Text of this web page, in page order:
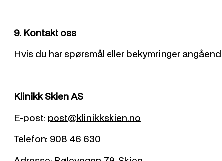
9. Kontakt oss
Hvis du har spørsmål eller bekymringer
Klinikk Skien AS
E-post: post@klinikkskien.no
Telefon: 908 46 630